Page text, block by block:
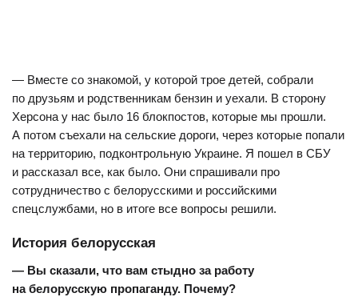
— Вместе со знакомой, у которой трое детей, собрали
по друзьям и родственникам бензин и уехали. В сторону
Херсона у нас было 16 блокпостов, которые мы прошли.
А потом съехали на сельские дороги, через которые попали
на территорию, подконтрольную Украине. Я пошел в СБУ
и рассказал все, как было. Они спрашивали про
сотрудничество с белорусскими и российскими
спецслужбами, но в итоге все вопросы решили.
История белорусская
— Вы сказали, что вам стыдно за работу
на белорусскую пропаганду. Почему?